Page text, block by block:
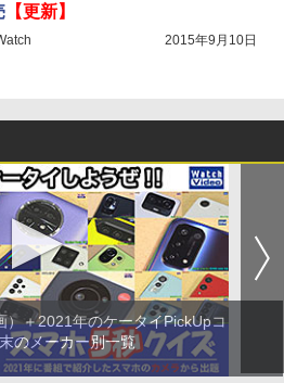
【更新】
2015年9月10日
）＋2021年のケータイPickUpコ
のメーカー別一覧